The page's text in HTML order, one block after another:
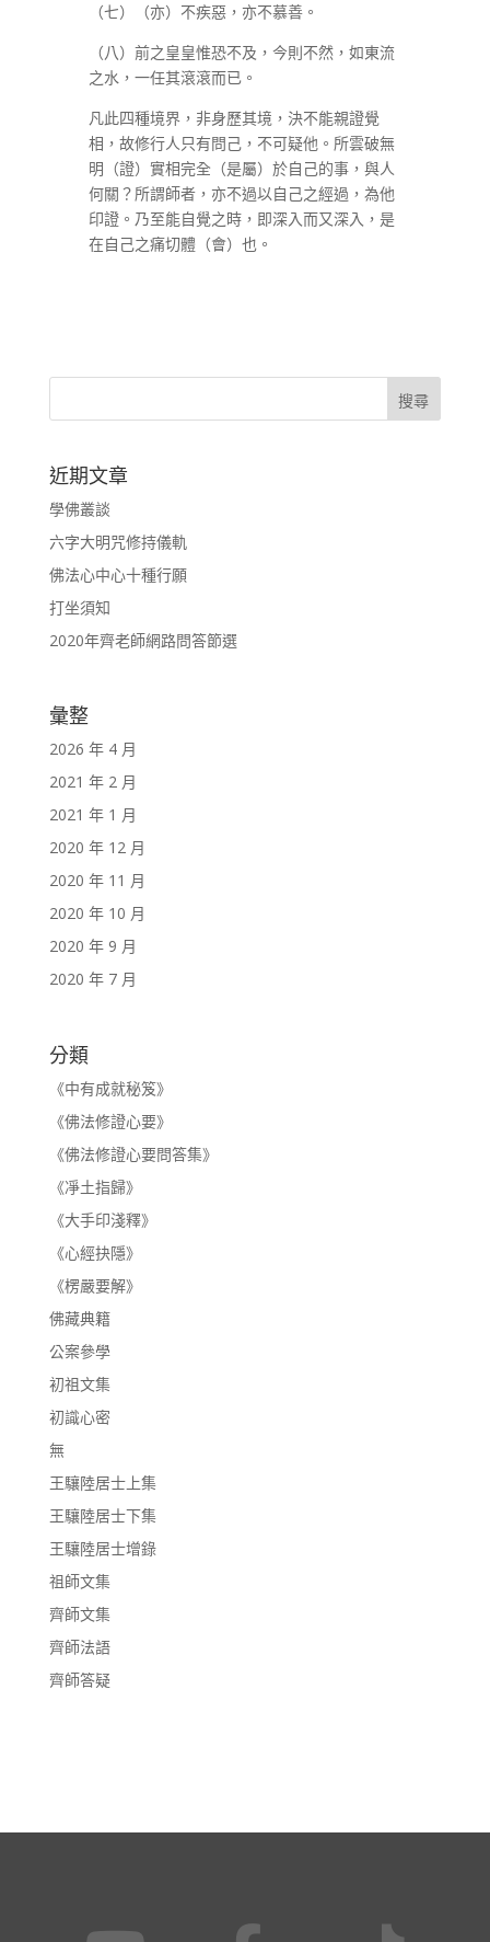
（七）（亦）不疾惡，亦不慕善。
（八）前之皇皇惟恐不及，今則不然，如東流
之水，一任其滾滾而已。
凡此四種境界，非身歷其境，決不能親證覺
相，故修行人只有問己，不可疑他。所雲破無
明（證）實相完全（是屬）於自己的事，與人
何關？所謂師者，亦不過以自己之經過，為他
印證。乃至能自覺之時，即深入而又深入，是
在自己之痛切體（會）也。
近期文章
學佛叢談
六字大明咒修持儀軌
佛法心中心十種行願
打坐須知
2020年齊老師網路問答節選
彙整
2026 年 4 月
2021 年 2 月
2021 年 1 月
2020 年 12 月
2020 年 11 月
2020 年 10 月
2020 年 9 月
2020 年 7 月
分類
《中有成就秘笈》
《佛法修證心要》
《佛法修證心要問答集》
《凈土指歸》
《大手印淺釋》
《心經抉隱》
《楞嚴要解》
佛藏典籍
公案參學
初祖文集
初識心密
無
王驤陸居士上集
王驤陸居士下集
王驤陸居士增錄
祖師文集
齊師文集
齊師法語
齊師答疑